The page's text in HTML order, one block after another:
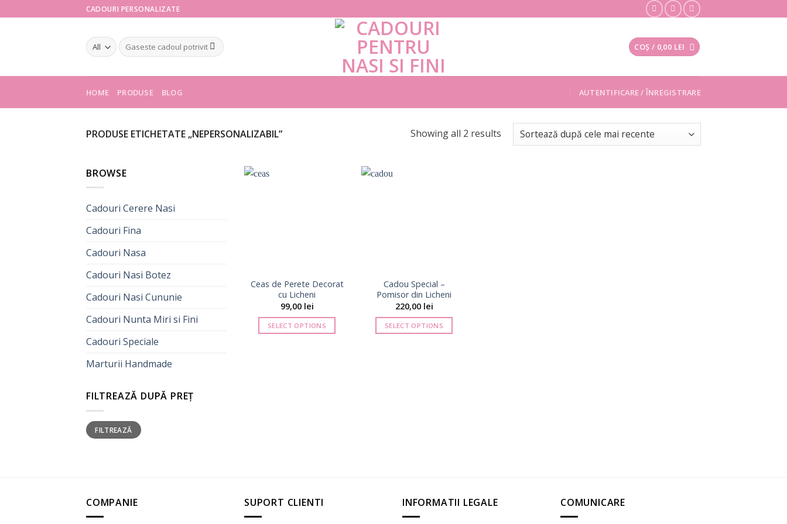
to
CADOURI PERSONALIZATE
Caută
după:
COȘ / 0,00 LEI
HOME PRODUSE BLOG AUTENTIFICARE / ÎNREGISTRARE
PRODUSE ETICHETATE „NEPERSONALIZABIL” Showing all 2 results
BROWSE
Cadouri Cerere Nasi
Cadouri Fina
Cadouri Nasa
Cadouri Nasi Botez
Cadouri Nasi Cununie
Cadouri Nunta Miri si Fini
Cadouri Speciale
Marturii Handmade
FILTREAZĂ DUPĂ PREȚ
Preț
minim
Preț
maxim
FILTREAZĂ
Ceas de Perete Decorat
cu Licheni
99,00 lei
SELECT OPTIONS
Cadou Special –
Pomisor din Licheni
220,00 lei
SELECT OPTIONS
COMPANIE SUPORT CLIENTI INFORMATII LEGALE COMUNICARE